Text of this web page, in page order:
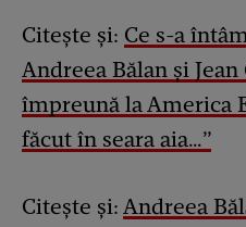
Citește și: Ce s-a
Andreea Bălan și
împreună la America
făcut în seara aia…”
Citește și: Andreea